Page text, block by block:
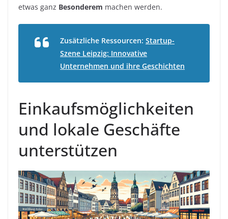
etwas ganz Besonderem machen werden.
Zusätzliche Ressourcen: Startup-
Szene Leipzig: Innovative
Unternehmen und ihre Geschichten
Einkaufsmöglichkeiten
und lokale Geschäfte
unterstützen